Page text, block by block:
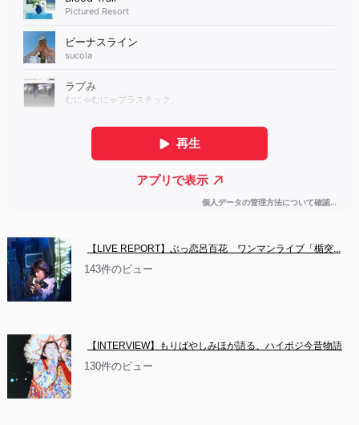
【LIVE REPORT】ぶっ恋呂百花　ワンマンライブ「楯突...
143件のビュー
【INTERVIEW】もりばやしみほが語る、ハイポジ今昔物語
130件のビュー